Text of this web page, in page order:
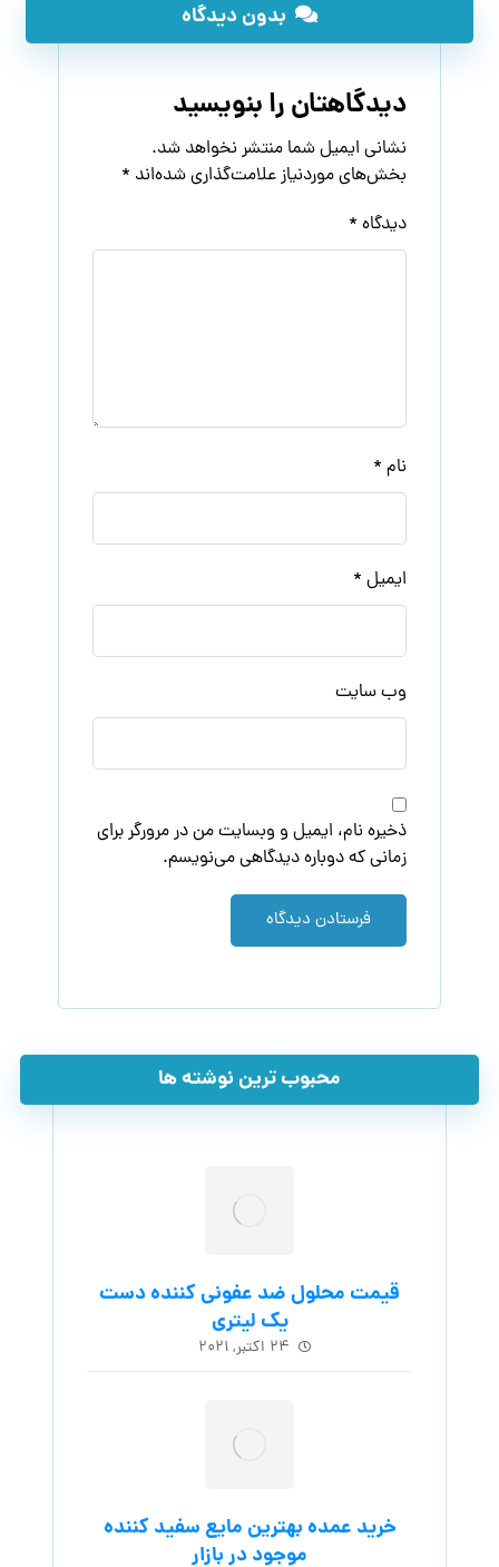
بدون دیدگاه
دیدگاهتان را بنویسید
نشانی ایمیل شما منتشر نخواهد شد.
بخش‌های موردنیاز علامت‌گذاری شده‌اند *
دیدگاه *
نام *
ایمیل *
وب‌ سایت
ذخیره نام، ایمیل و وبسایت من در مرورگر برای
زمانی که دوباره دیدگاهی می‌نویسم.
فرستادن دیدگاه
محبوب ترین نوشته ها
قیمت محلول ضد عفونی کننده دست
یک لیتری
۲۴ اکتبر, ۲۰۲۱
خرید عمده بهترین مایع سفید کننده
موجود در بازار